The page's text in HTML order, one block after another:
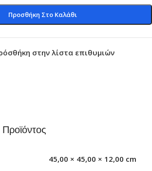
Προσθήκη Στο Καλάθι
στην λίστα επιθυμιών
45,00 × 45,00 × 12,00 cm